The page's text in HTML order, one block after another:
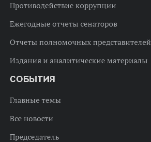
Противодействие коррупции
Ежегодные отчеты сенаторов
Отчеты полномочных представителей
Издания и аналитические материалы
СОБЫТИЯ
Главные темы
Все новости
Председатель